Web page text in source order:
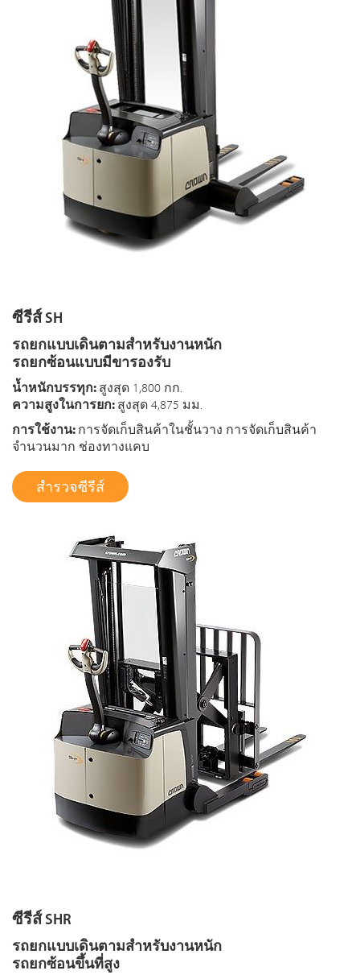
ซีรีส์ SH
รถยกแบบเดินตามสำหรับงานหนัก
รถยกซ้อนแบบมีขารองรับ
น้ำหนักบรรทุก: สูงสุด 1,800 กก.
ความสูงในการยก: สูงสุด 4,875 มม.
การใช้งาน: การจัดเก็บสินค้าในชั้นวาง การจัดเก็บสินค้า
จำนวนมาก ช่องทางแคบ
สำรวจซีรีส์
ซีรีส์ SHR
รถยกแบบเดินตามสำหรับงานหนัก
รถยกซ้อนขึ้นที่สูง